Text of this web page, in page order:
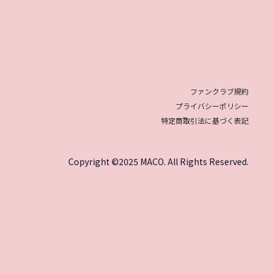
ファンクラブ規約
プライバシーポリシー
特定商取引法に基づく表記
Copyright ©2025 MACO. All Rights Reserved.